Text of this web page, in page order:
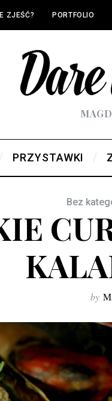
ZJEŚĆ? PORTFOLIO
PRZYSTAWKI
Bez
by